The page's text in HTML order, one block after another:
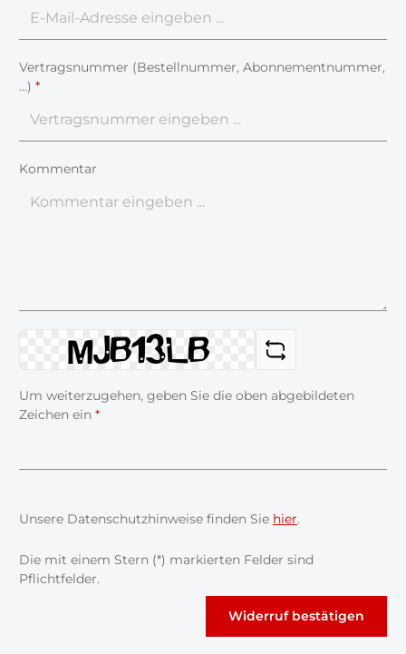
Vertragsnummer (Bestellnummer, Abonnementnummer,
...) *
Kommentar
Um weiterzugehen, geben Sie die oben abgebildeten
Zeichen ein *
Unsere Datenschutzhinweise finden Sie hier.
Die mit einem Stern (*) markierten Felder sind
Pflichtfelder.
Widerruf bestätigen